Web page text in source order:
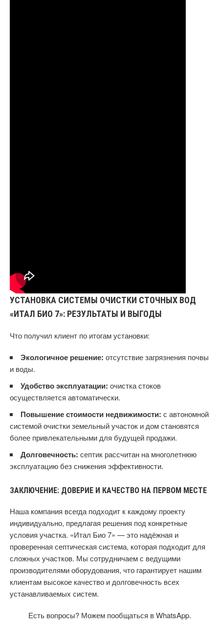
УСТАНОВКА СИСТЕМЫ ОЧИСТКИ СТОЧНЫХ ВОД
«ИТАЛ БИО 7»: РЕЗУЛЬТАТЫ И ВЫГОДЫ
Что получил клиент по итогам установки:
Экологичное решение: отсутствие загрязнения почвы
и воды.
Удобство эксплуатации: очистка стоков
осуществляется автоматически.
Повышение стоимости недвижимости: с автономной
системой очистки земельный участок и дом становятся
более привлекательными для будущей продажи.
Долговечность: септик рассчитан на многолетнюю
эксплуатацию без снижения эффективности.
ЗАКЛЮЧЕНИЕ: ДОВЕРИЕ И КАЧЕСТВО НА ПЕРВОМ МЕСТЕ
Наша компания всегда подходит к каждому проекту
индивидуально, предлагая решения под конкретные
условия участка. «Итал Био 7» — это надёжная и
проверенная септическая система, которая подходит для
сложных участков. Мы сотрудничаем с ведущими
производителями оборудования, что гарантирует нашим
клиентам высокое качество и долговечность всех
устанавливаемых систем.
Есть вопросы? Можем пообщаться в WhatsApp.